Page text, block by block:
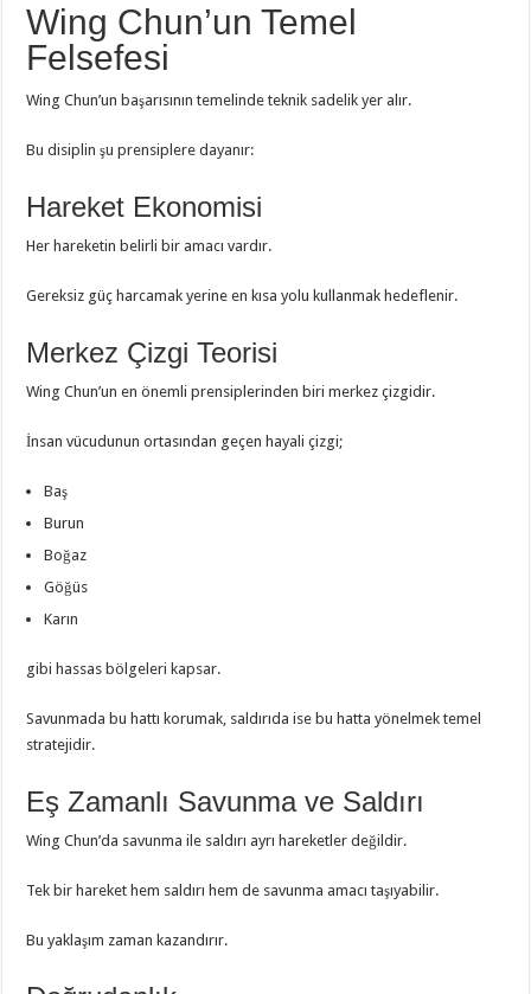
Wing Chun’un Temel
Felsefesi
Wing Chun’un başarısının temelinde teknik sadelik yer alır.
Bu disiplin şu prensiplere dayanır:
Hareket Ekonomisi
Her hareketin belirli bir amacı vardır.
Gereksiz güç harcamak yerine en kısa yolu kullanmak hedeflenir.
Merkez Çizgi Teorisi
Wing Chun’un en önemli prensiplerinden biri merkez çizgidir.
İnsan vücudunun ortasından geçen hayali çizgi;
Baş
Burun
Boğaz
Göğüs
Karın
gibi hassas bölgeleri kapsar.
Savunmada bu hattı korumak, saldırıda ise bu hatta yönelmek temel
stratejidir.
Eş Zamanlı Savunma ve Saldırı
Wing Chun’da savunma ile saldırı ayrı hareketler değildir.
Tek bir hareket hem saldırı hem de savunma amacı taşıyabilir.
Bu yaklaşım zaman kazandırır.